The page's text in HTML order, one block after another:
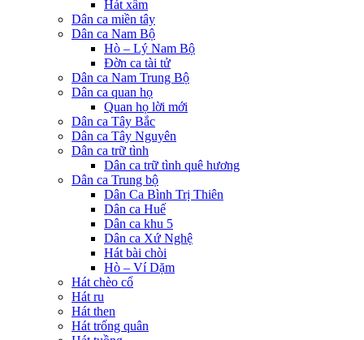
Hát xẩm
Dân ca miền tây
Dân ca Nam Bộ
Hò – Lý Nam Bộ
Đờn ca tài tử
Dân ca Nam Trung Bộ
Dân ca quan họ
Quan họ lời mới
Dân ca Tây Bắc
Dân ca Tây Nguyên
Dân ca trữ tình
Dân ca trữ tình quê hương
Dân ca Trung bộ
Dân Ca Bình Trị Thiên
Dân ca Huế
Dân ca khu 5
Dân ca Xứ Nghệ
Hát bài chòi
Hò – Ví Dặm
Hát chèo cổ
Hát ru
Hát then
Hát trống quân